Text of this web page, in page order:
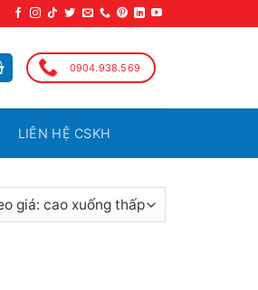
0904.938.569
LIÊN HỆ CSKH